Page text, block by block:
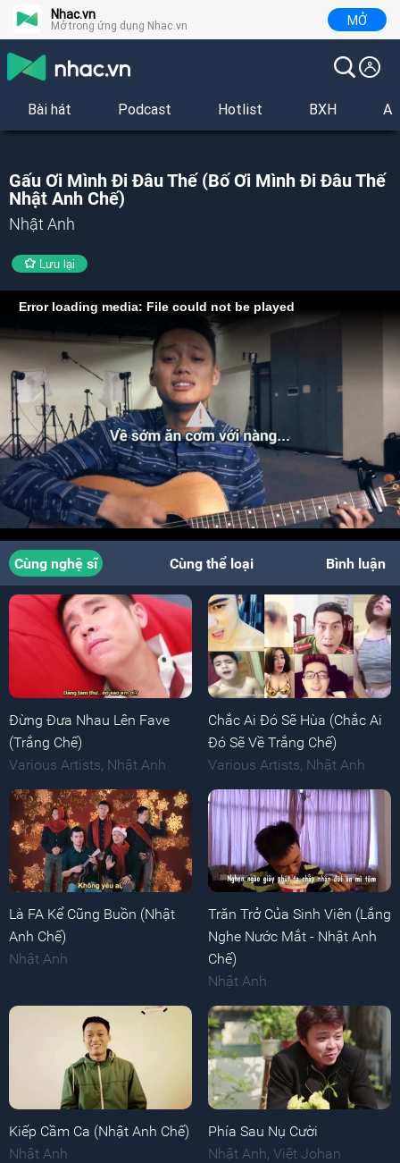
Nhac.vn
Mở trong ứng dụng Nhac.vn MỞ
Bài hát Podcast Hotlist BXH
Gấu Ơi Mình Đi Đâu Thế (Bố Ơi Mình Đi Đâu Thế
Nhật Anh Chế)
Nhật Anh
Lưu lại
Error loading media: File could not be played
Cùng nghệ sĩ Cùng thể loại Bình luận
Đừng Đưa Nhau Lên Fave
(Trắng Chế)
Various Artists Nhật Anh
Chắc Ai Đó Sẽ Hùa (Chắc Ai
Đó Sẽ Về Trắng Chế)
Various Artists Nhật Anh
Là FA Kể Cũng Buồn (Nhật
Anh Chế)
Nhật Anh
Trăn Trở Của Sinh Viên (Lắng
Nghe Nước Mắt - Nhật Anh
Chế)
Nhật Anh
Kiếp Cầm Ca (Nhật Anh Chế)
Nhật Anh
Phía Sau Nụ Cười
Nhật Anh Việt Johan